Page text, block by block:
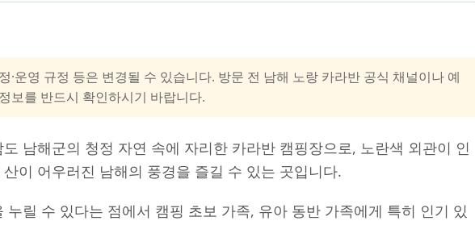
·운영 규정 등은 변경될 수 있습니다. 방문 전 남해 노랑 카라반 공식 채널이나 예
보를 반드시 확인하시기 바랍니다.
남해군의 청정 자연 속에 자리한 카라반 캠핑장으로, 노란색 외관이 인
이 어우러진 남해의 풍경을 즐길 수 있는 곳입니다.
누릴 수 있다는 점에서 캠핑 초보 가족, 유아 동반 가족에게 특히 인기 있